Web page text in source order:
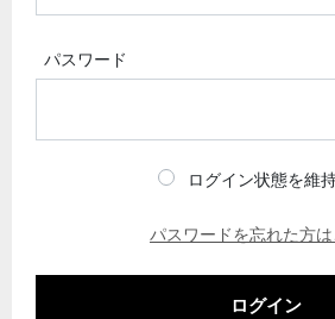
パスワード
ログイン状態を維
パスワードを忘れた方
ログイン